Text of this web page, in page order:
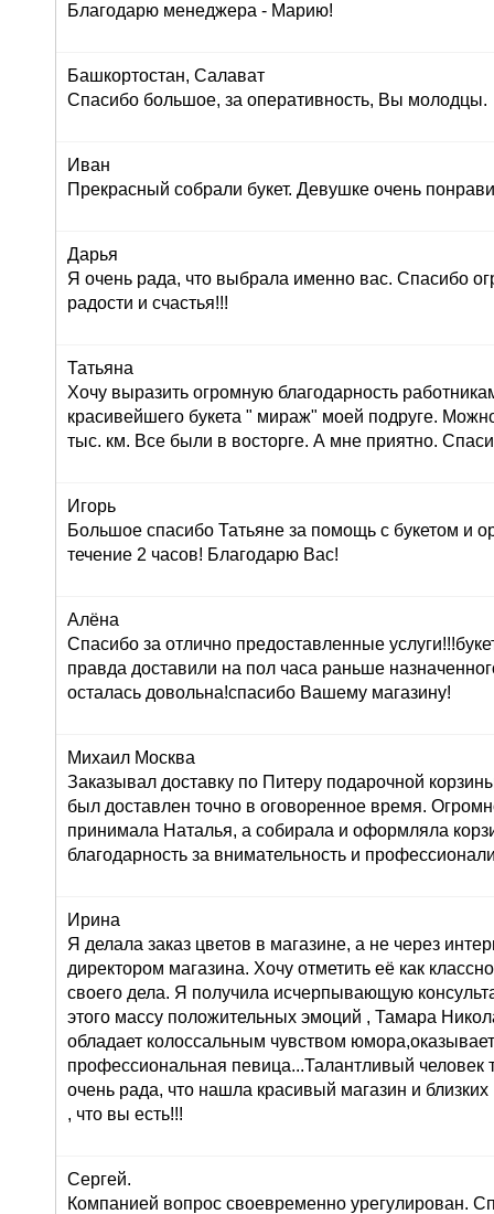
Благодарю менеджера - Марию!
Башкортостан, Салават
Спасибо большое, за оперативность, Вы молодцы.
Иван
Прекрасный собрали букет. Девушке очень
Дарья
Я очень рада, что выбрала именно вас. Спасибо
радости и счастья!!!
Татьяна
Хочу выразить огромную благодарность
красивейшего букета " мираж" моей подруге.
тыс. км. Все были в восторге. А мне приятно.
Игорь
Большое спасибо Татьяне за помощь с букетом и
течение 2 часов! Благодарю Вас!
Алёна
Спасибо за отлично предоставленные
правда доставили на пол часа раньше
осталась довольна!спасибо Вашему магазину!
Михаил Москва
Заказывал доставку по Питеру подарочной
был доставлен точно в оговоренное время.
принимала Наталья, а собирала и оформляла
благодарность за внимательность и
Ирина
Я делала заказ цветов в магазине, а не через
директором магазина. Хочу отметить её как
своего дела. Я получила исчерпывающую
этого массу положительных эмоций , Тамара
обладает колоссальным чувством
профессиональная певица...Талантливый человек
очень рада, что нашла красивый магазин и
, что вы есть!!!
Сергей.
Компанией вопрос своевременно урегулирован.